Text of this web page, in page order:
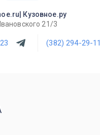
Кузовное.ру
21/3
(382) 294-29-11